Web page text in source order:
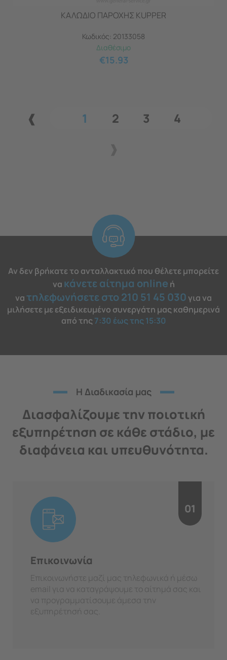
ΚΑΛΩΔΙΟ ΠΑΡΟΧΗΣ KUPPER
Κωδικός: 20133058
Διαθέσιμο
€15.93
1 2 3 4
Αν δεν βρήκατε το ανταλλακτικό που θέλετε μπορείτε
να κάνετε αίτημα online ή
νατηλεφωνήσετε στο 210 51 45 030 για να
μιλήσετε με εξειδικευμένο συνεργάτη μας καθημερινά
από της7:30 έως της 15:30
H Διαδικασία μας
Διασφαλίζουμε την ποιοτική
εξυπηρέτηση σε κάθε στάδιο, με
διαφάνεια και υπευθυνότητα.
01
Επικοινωνία
Επικοινωνήστε μαζί μας τηλεφωνικά ή μέσω
email για να καταγράψουμε το αίτημά σας και
να προγραμματίσουμε άμεσα την
εξυπηρέτησή σας.